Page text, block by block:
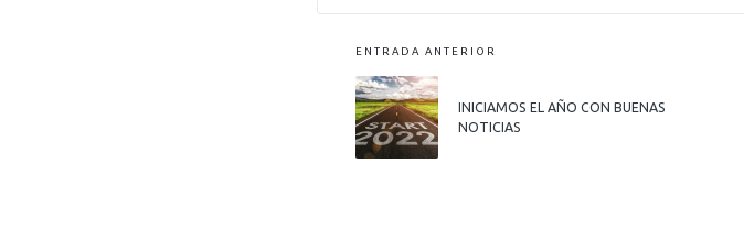
ENTRADA ANTERIOR
INICIAMOS EL AÑO CON BUENAS
NOTICIAS